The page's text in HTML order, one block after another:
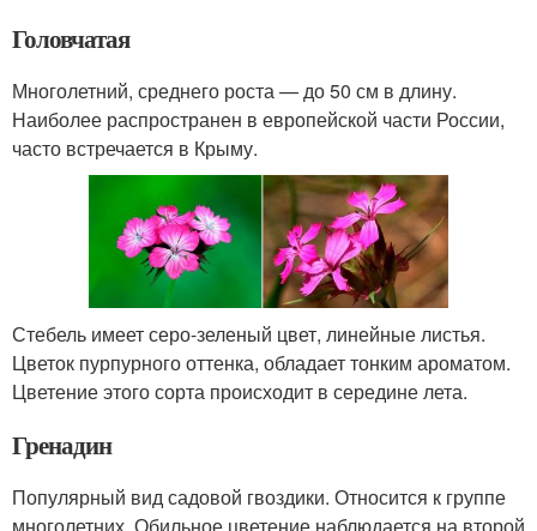
Головчатая
Многолетний, среднего роста — до 50 см в длину.
Наиболее распространен в европейской части России,
часто встречается в Крыму.
Стебель имеет серо-зеленый цвет, линейные листья.
Цветок пурпурного оттенка, обладает тонким ароматом.
Цветение этого сорта происходит в середине лета.
Гренадин
Популярный вид садовой гвоздики. Относится к группе